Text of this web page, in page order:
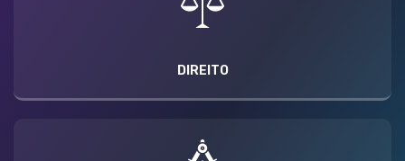
DIREITO